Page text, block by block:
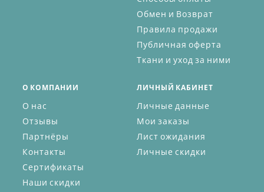
Обмен и Возврат
Правила продажи
Публичная оферта
Ткани и уход за ними
О КОМПАНИИ
О нас
Отзывы
Партнёры
Контакты
Сертификаты
Наши скидки
ЛИЧНЫЙ КАБИНЕТ
Личные данные
Мои заказы
Лист ожидания
Личные скидки